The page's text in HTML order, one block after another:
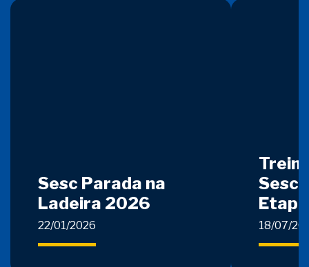
Sesc Parada na
Ladeira 2026
22/01/2026
Sesc
18/07/